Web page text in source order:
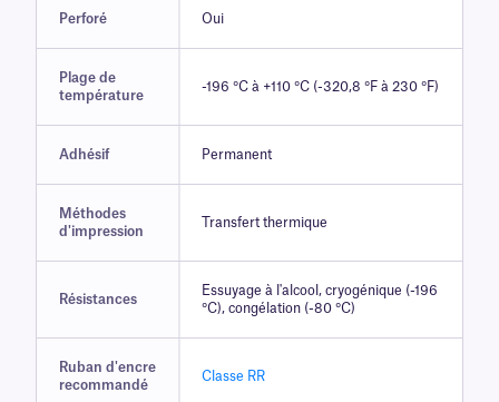
Perforé Oui
Plage de
température
-196 °C à +110 °C (-320,8 °F à 230 °F)
Adhésif Permanent
Méthodes
d'impression
Transfert thermique
Résistances
Essuyage à l'alcool, cryogénique (-196
°C), congélation (-80 °C)
Ruban d'encre
recommandé
Classe RR